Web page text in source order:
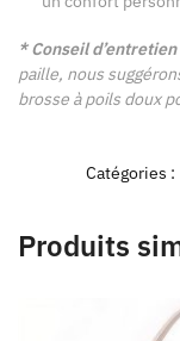
* Conseil d’entretien
paille, nous
brosse à poils doux
Catégories :
Produits